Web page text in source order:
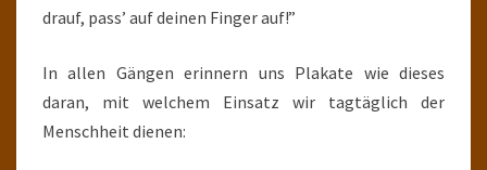
drauf, pass’ auf deinen Finger auf!”
In allen Gängen erinnern uns Plakate wie dieses
daran, mit welchem Einsatz wir tagtäglich der
Menschheit dienen: